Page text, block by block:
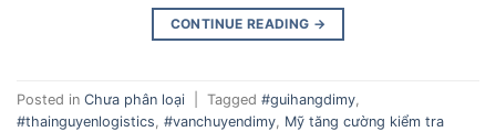
CONTINUE READING →
Posted in Chưa phân loại Tagged #guihangdimy
#thainguyenlogistics #vanchuyendimy Mỹ tăng cường kiểm tra